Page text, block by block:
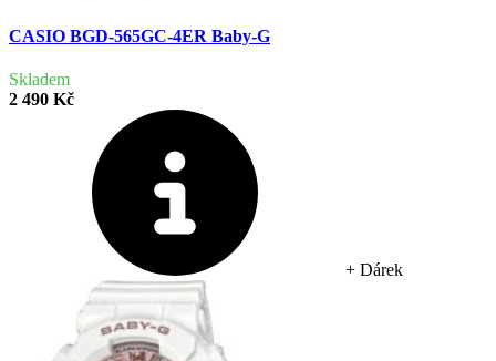
CASIO BGD-565GC-4ER Baby-G
Skladem
2 490 Kč
+ Dárek